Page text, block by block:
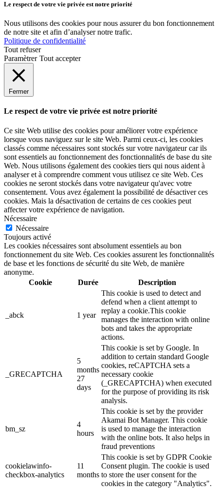
Le respect de votre vie privée est notre priorité
Nous utilisons des cookies pour nous assurer du bon fonctionnement
de notre site et afin d’analyser notre trafic.
Politique de confidentialité
Tout refuser
Paramètrer Tout accepter
Fermer
Le respect de votre vie privée est notre priorité
Ce site Web utilise des cookies pour améliorer votre expérience
lorsque vous naviguez sur le site Web. Parmi ceux-ci, les cookies
classés comme nécessaires sont stockés sur votre navigateur car ils
sont essentiels au fonctionnement des fonctionnalités de base du site
Web. Nous utilisons également des cookies tiers qui nous aident à
analyser et à comprendre comment vous utilisez ce site Web. Ces
cookies ne seront stockés dans votre navigateur qu'avec votre
consentement. Vous avez également la possibilité de désactiver ces
cookies. Mais la désactivation de certains de ces cookies peut
affecter votre expérience de navigation.
Nécessaire
Nécessaire
Toujours activé
Les cookies nécessaires sont absolument essentiels au bon
fonctionnement du site Web. Ces cookies assurent les fonctionnalités
de base et les fonctions de sécurité du site Web, de manière
anonyme.
Cookie
Durée Description
_abck 1 year
This cookie is used to detect and
defend when a client attempt to
replay a cookie.This cookie
manages the interaction with online
bots and takes the appropriate
actions.
_GRECAPTCHA
5
months
27
days
This cookie is set by Google. In
addition to certain standard Google
cookies, reCAPTCHA sets a
necessary cookie
(_GRECAPTCHA) when executed
for the purpose of providing its risk
analysis.
bm_sz
4
hours
This cookie is set by the provider
Akamai Bot Manager. This cookie
is used to manage the interaction
with the online bots. It also helps in
fraud preventions
cookielawinfo-
checkbox-analytics
11
months
This cookie is set by GDPR Cookie
Consent plugin. The cookie is used
to store the user consent for the
cookies in the category "Analytics".